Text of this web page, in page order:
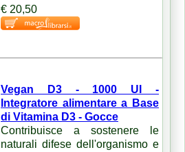
€ 20,50
Vegan D3 - 1000 UI -
Integratore alimentare a Base
di Vitamina D3 - Gocce
Contribuisce a sostenere le
naturali difese dell'organismo e